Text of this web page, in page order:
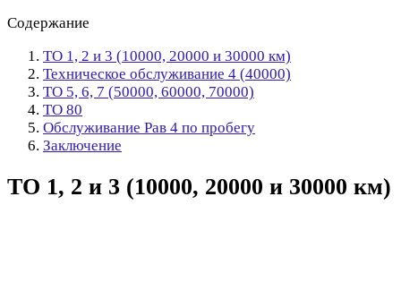
Содержание
ТО 1, 2 и 3 (10000, 20000 и 30000 км)
Техническое обслуживание 4 (40000)
ТО 5, 6, 7 (50000, 60000, 70000)
ТО 80
Обслуживание Рав 4 по пробегу
Заключение
ТО 1, 2 и 3 (10000, 20000 и 30000 км)